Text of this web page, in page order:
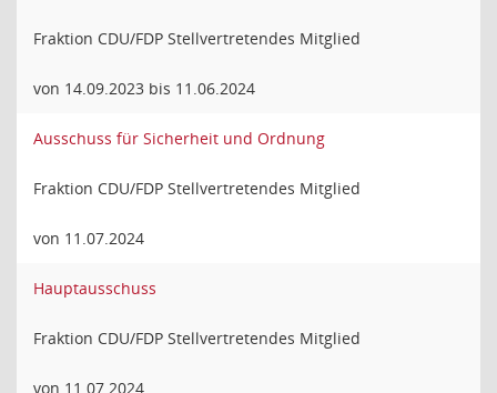
Fraktion CDU/FDP Stellvertretendes Mitglied
von 14.09.2023 bis 11.06.2024
Ausschuss für Sicherheit und Ordnung
Fraktion CDU/FDP Stellvertretendes Mitglied
von 11.07.2024
Hauptausschuss
Fraktion CDU/FDP Stellvertretendes Mitglied
von 11.07.2024